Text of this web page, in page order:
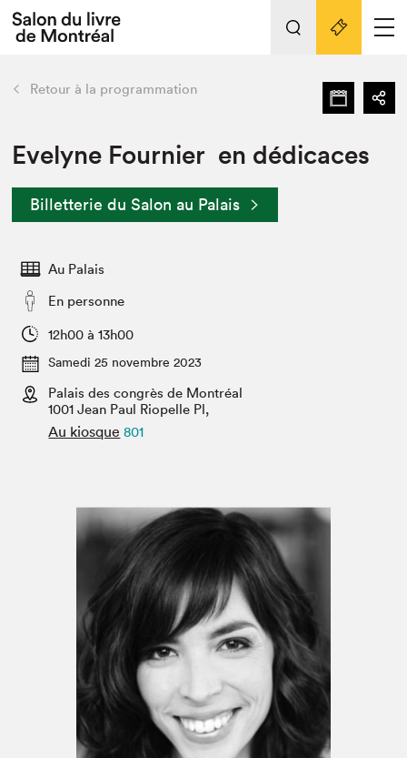
Espace exposant⋅e⋅s
Espace enseignant·e·s
Espace médias
L'événement
Préparer sa visite au Salon
Actualités
SLM PRO
retour Nos activités
Préparer sa visite
Salon dans la ville et en ligne
Projets partenaires
Liens pratiques
Retour à la programmation
Evelyne Fournier en dédicaces
Billetterie du Salon au Palais
Au Palais
En personne
12h00 à 13h00
Samedi 25 novembre 2023
Palais des congrès de Montréal
1001 Jean Paul Riopelle Pl,
Au kiosque 801